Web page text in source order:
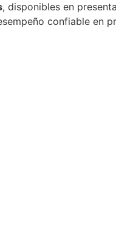
, disponibles en
confiable en